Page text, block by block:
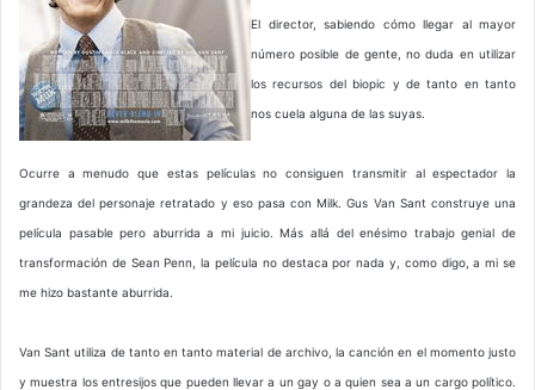
El director, sabiendo cómo llegar al mayor
número posible de gente, no duda en utilizar
los recursos del biopic y de tanto en tanto
nos cuela alguna de las suyas.
Ocurre a menudo que estas películas no consiguen transmitir al espectador la
grandeza del personaje retratado y eso pasa con Milk. Gus Van Sant construye una
película pasable pero aburrida a mi juicio. Más allá del enésimo trabajo genial de
transformación de Sean Penn, la película no destaca por nada y, como digo, a mi se
me hizo bastante aburrida.
Van Sant utiliza de tanto en tanto material de archivo, la canción en el momento justo
y muestra los entresijos que pueden llevar a un gay o a quien sea a un cargo político.